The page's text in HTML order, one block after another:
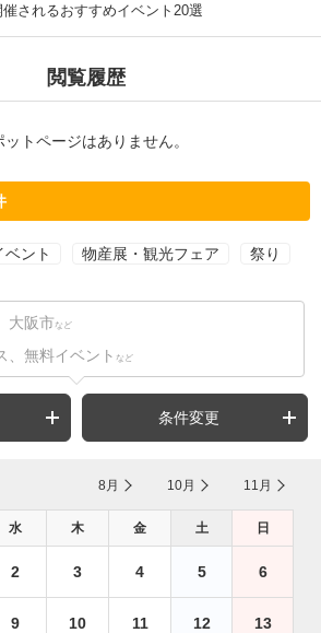
されるおすすめイベント20選
閲覧履歴
トページはありません。
ベント 物産展・観光フェア 祭り
大阪市 など
、無料イベント など
条件変更
8月 10月 11月
水 木 金 土 日
2 3 4 5 6
9 10 11 12 13